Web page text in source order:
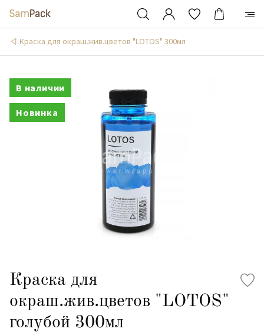
Краска для окраш.жив.цветов "LOTOS" 300мл
В наличии
Новинка
Краска для
окраш.жив.цветов "LOTOS"
голубой 300мл